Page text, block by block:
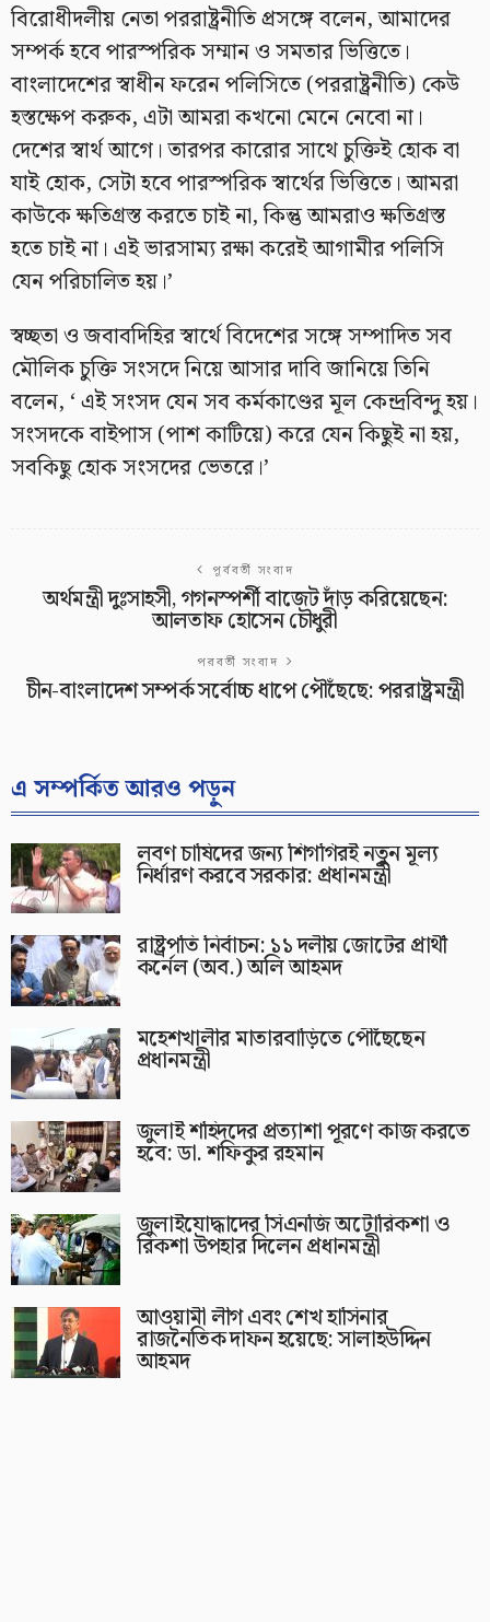
বিরোধীদলীয় নেতা পররাষ্ট্রনীতি প্রসঙ্গে বলেন, আমাদের
সম্পর্ক হবে পারস্পরিক সম্মান ও সমতার ভিত্তিতে।
বাংলাদেশের স্বাধীন ফরেন পলিসিতে (পররাষ্ট্রনীতি) কেউ
হস্তক্ষেপ করুক, এটা আমরা কখনো মেনে নেবো না।
দেশের স্বার্থ আগে। তারপর কারোর সাথে চুক্তিই হোক বা
যাই হোক, সেটা হবে পারস্পরিক স্বার্থের ভিত্তিতে। আমরা
কাউকে ক্ষতিগ্রস্ত করতে চাই না, কিন্তু আমরাও ক্ষতিগ্রস্ত
হতে চাই না। এই ভারসাম্য রক্ষা করেই আগামীর পলিসি
যেন পরিচালিত হয়।’
স্বচ্ছতা ও জবাবদিহির স্বার্থে বিদেশের সঙ্গে সম্পাদিত সব
মৌলিক চুক্তি সংসদে নিয়ে আসার দাবি জানিয়ে তিনি
বলেন, ‘ এই সংসদ যেন সব কর্মকাণ্ডের মূল কেন্দ্রবিন্দু হয়।
সংসদকে বাইপাস (পাশ কাটিয়ে) করে যেন কিছুই না হয়,
সবকিছু হোক সংসদের ভেতরে।’
পূর্ববর্তী সংবাদ
অর্থমন্ত্রী দুঃসাহসী, গগনস্পর্শী বাজেট দাঁড় করিয়েছেন:
আলতাফ হোসেন চৌধুরী
পরবর্তী সংবাদ
চীন-বাংলাদেশ সম্পর্ক সর্বোচ্চ ধাপে পৌঁছেছে: পররাষ্ট্রমন্ত্রী
এ সম্পর্কিত আরও পড়ুন
লবণ চাষিদের জন্য শিগগিরই নতুন মূল্য
নির্ধারণ করবে সরকার: প্রধানমন্ত্রী
রাষ্ট্রপতি নির্বাচন: ১১ দলীয় জোটের প্রার্থী
কর্নেল (অব.) অলি আহমদ
মহেশখালীর মাতারবাড়িতে পৌঁছেছেন
প্রধানমন্ত্রী
জুলাই শহিদদের প্রত্যাশা পূরণে কাজ করতে
হবে: ডা. শফিকুর রহমান
জুলাইযোদ্ধাদের সিএনজি অটোরিকশা ও
রিকশা উপহার দিলেন প্রধানমন্ত্রী
আওয়ামী লীগ এবং শেখ হাসিনার
রাজনৈতিক দাফন হয়েছে: সালাহউদ্দিন
আহমদ